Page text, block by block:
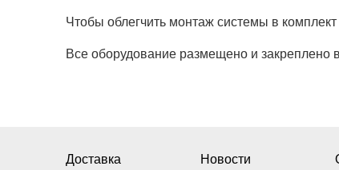
Чтобы облегчить монтаж системы в
Все оборудование размещено и
Доставка Новости